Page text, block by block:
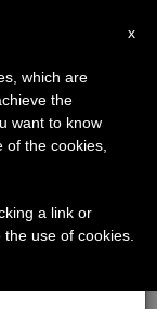
×
la pausa
de verano
el
x
which are
the
want to know
the cookies,
a link or
use of cookies.